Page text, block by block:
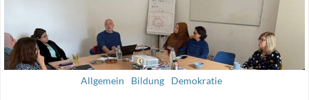
Allgemein Bildung Demokratie